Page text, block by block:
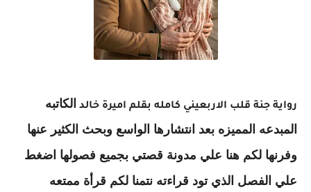
رواية جنة قلب الاربعيني كامله بقلم اميرة خالد الكاتبه
المبدعه المميزه بعد انتشارها الواسع وبحث الكثير عنها
وفرنها لكم هنا علي مدونة قصتي بجميع فصولها اضغط
علي الفصل الذي تود قراءته نتمنا لكم قرأة ممتعه